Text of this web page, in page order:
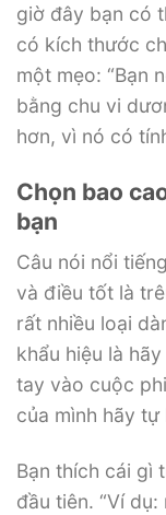
giờ đây bạn có
có kích thước
một mẹo: “Bạn
bằng chu vi
hơn, vì nó có
Chọn bao
bạn
Câu nói nổi
và điều tốt là
rất nhiều loại
khẩu hiệu là
tay vào cuộc
của mình hãy
Bạn thích cái gì
đầu tiên. “Ví